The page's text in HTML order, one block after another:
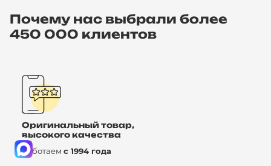
Почему нас выбрали более
450 000 клиентов
Оригинальный товар,
высокого качества
Работаем с 1994 года